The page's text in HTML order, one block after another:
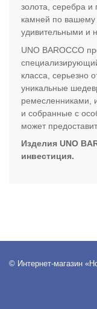
золота, серебра и
камней по вашему
удивительными и
UNO BAROCCO
класса, серьезно
уникальные
ремесленниками,
и собранные с
может
Изделия UNO
инвестиция.
© Интернет-магазин